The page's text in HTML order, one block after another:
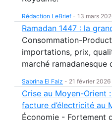
Rédaction LeBrief - 13 mars
Ramadan 1447 : la
Consommation-
importations, prix,
marché ramadanesque
Sabrina El Faiz - 21 février 2026
Crise au Moyen-Orient
facture d’électricité au
Économie - Fortement